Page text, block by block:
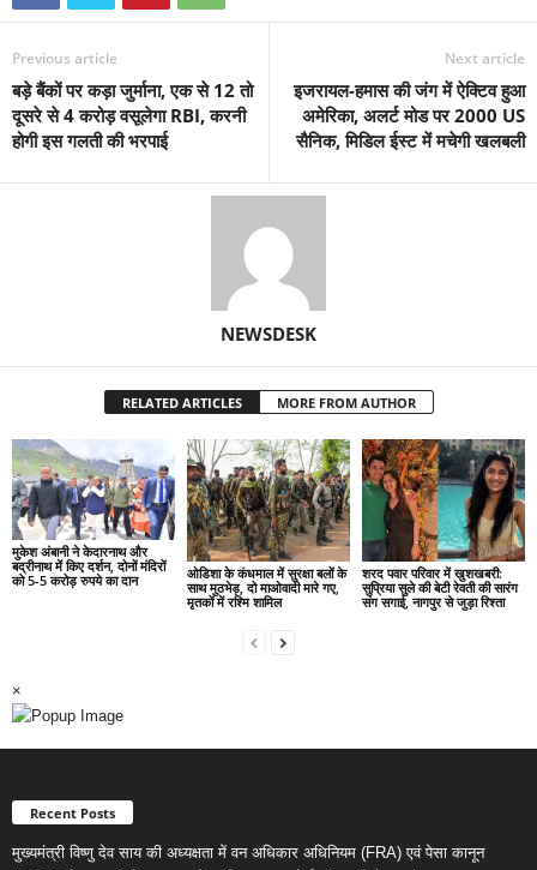
Previous article
बड़े बैंकों पर कड़ा जुर्माना, एक से 12 तो
दूसरे से 4 करोड़ वसूलेगा RBI, करनी
होगी इस गलती की भरपाई
Next article
इजरायल-हमास की जंग में ऐक्टिव हुआ
अमेरिका, अलर्ट मोड पर 2000 US
सैनिक, मिडिल ईस्ट में मचेगी खलबली
NEWSDESK
RELATED ARTICLES MORE FROM AUTHOR
मुकेश अंबानी ने केदारनाथ और
बद्रीनाथ में किए दर्शन, दोनों मंदिरों
को 5-5 करोड़ रुपये का दान
ओडिशा के कंधमाल में सुरक्षा बलों के
साथ मुठभेड़, दो माओवादी मारे गए,
मृतकों में रश्मि शामिल
शरद पवार परिवार में खुशखबरी:
सुप्रिया सुले की बेटी रेवती की सारंग
संग सगाई, नागपुर से जुड़ा रिश्ता
×
Recent Posts
मुख्यमंत्री विष्णु देव साय की अध्यक्षता में वन अधिकार अधिनियम (FRA) एवं पेसा कानून